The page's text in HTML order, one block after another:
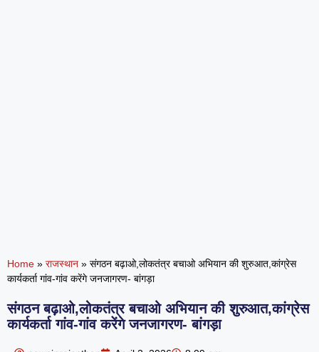
Home » राजस्थान » संगठन बढ़ाओ,लोकतंत्र बचाओ अभियान की शुरुआत,कांग्रेस
कार्यकर्ता गांव-गांव करेंगे जनजागरण- बांगड़ा
संगठन बढ़ाओ,लोकतंत्र बचाओ अभियान की शुरुआत,कांग्रेस
कार्यकर्ता गांव-गांव करेंगे जनजागरण- बांगड़ा